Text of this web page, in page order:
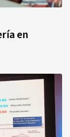
en